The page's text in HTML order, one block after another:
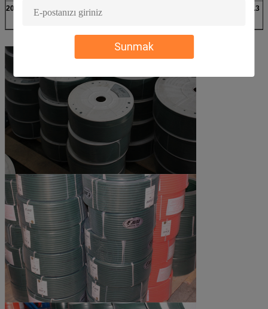
Sunmak
20
31.3